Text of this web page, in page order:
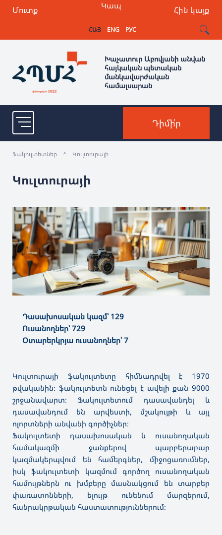
Մուտք Հին կայք
Կապ
ՀԱՅ ENG РУС
Խաչատուր Աբովյանի անվան
հայկական պետական
մանկավարժական
համալսարան
Դիմի՛ր
Ֆակուլտետներ > Կուլտուրայի
Կուլտուրայի
Դասախոսական կազմ՝ 129
Ուսանողներ՝ 729
Օտարերկրյա ուսանողներ՝ 7
Կուլտուրայի ֆակուլտետը հիմնադրվել է 1970
թվականին։ ֆակուլտետն ունեցել է ավելի քան 9000
շրջանավարտ։ Ֆակուլտետում դասավանդել և
դասավանդում են արվեստի, մշակույթի և այլ
ոլորտների անվանի գործիչներ։
Ֆակուլտետի դասախոսական և ուսանողական
համակազմի ջանքերով պարբերաբար
կազմակերպվում են համերգներ, միջոցառումներ,
իսկ ֆակուլտետի կազմում գործող ուսանողական
համույթներն ու խմբերը մասնակցում են տարբեր
փառատոնների, ելույթ ունենում մարզերում,
հանրակրթական հաստատություններում։